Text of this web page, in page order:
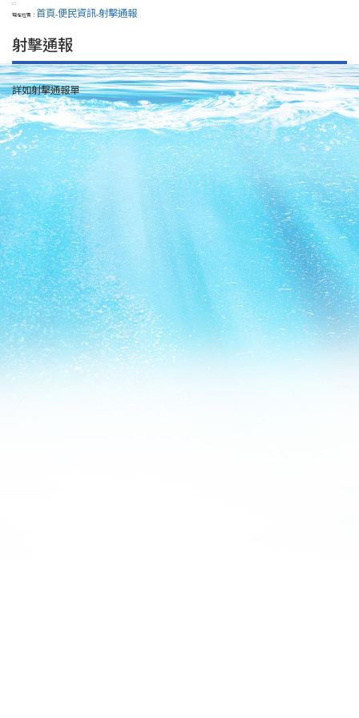
:::
現在位置： 首頁>便民資訊>射擊通報
射擊通報
詳如射擊通報單